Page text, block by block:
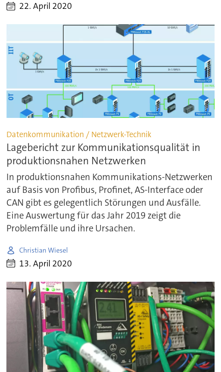
22. April 2020
Datenkommunikation / Netzwerk-Technik
Lagebericht zur Kommunikationsqualität in
produktionsnahen Netzwerken
In produktionsnahen Kommunikations-Netzwerken
auf Basis von Profibus, Profinet, AS-Interface oder
CAN gibt es gelegentlich Störungen und Ausfälle.
Eine Auswertung für das Jahr 2019 zeigt die
Problemfälle und ihre Ursachen.
Christian Wiesel
13. April 2020